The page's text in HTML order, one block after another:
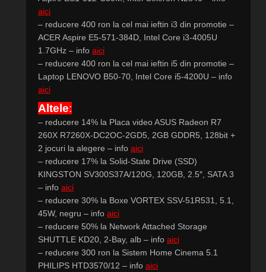
aici
– reducere 400 ron la cel mai ieftin i3 din promotie –
ACER Aspire E5-571-384D, Intel Core i3-4005U
1.7GHz – info aici
– reducere 400 ron la cel mai ieftin i5 din promotie –
Laptop LENOVO B50-70, Intel Core i5-4200U – info
aici
Altele:
– reducere 14% la Placa video ASUS Radeon R7
260X R7260X-DC2OC-2GD5, 2GB GDDR5, 128bit +
2 jocuri la alegere – info aici
– reducere 17% la Solid-State Drive (SSD)
KINGSTON SV300S37A/120G, 120GB, 2.5″, SATA 3
– info aici
– reducere 30% la Boxe VORTEX SSV-51R531, 5.1,
45W, negru – info aici
– reducere 50% la Network Attached Storage
SHUTTLE KD20, 2-Bay, alb – info aici
– reducere 300 ron la Sistem Home Cinema 5.1
PHILIPS HTD3570/12 – info aici